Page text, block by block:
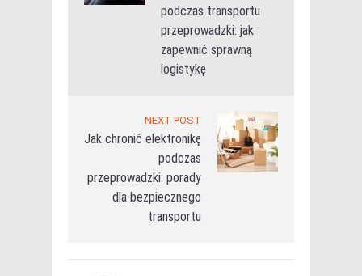
podczas transportu
przeprowadzki: jak
zapewnić sprawną
logistykę
NEXT POST
Jak chronić elektronikę
podczas
przeprowadzki: porady
dla bezpiecznego
transportu